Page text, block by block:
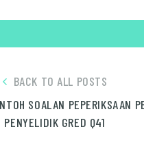
BACK TO ALL POSTS
SOALAN PEPERIKSAAN
PENYELIDIK GRED Q41